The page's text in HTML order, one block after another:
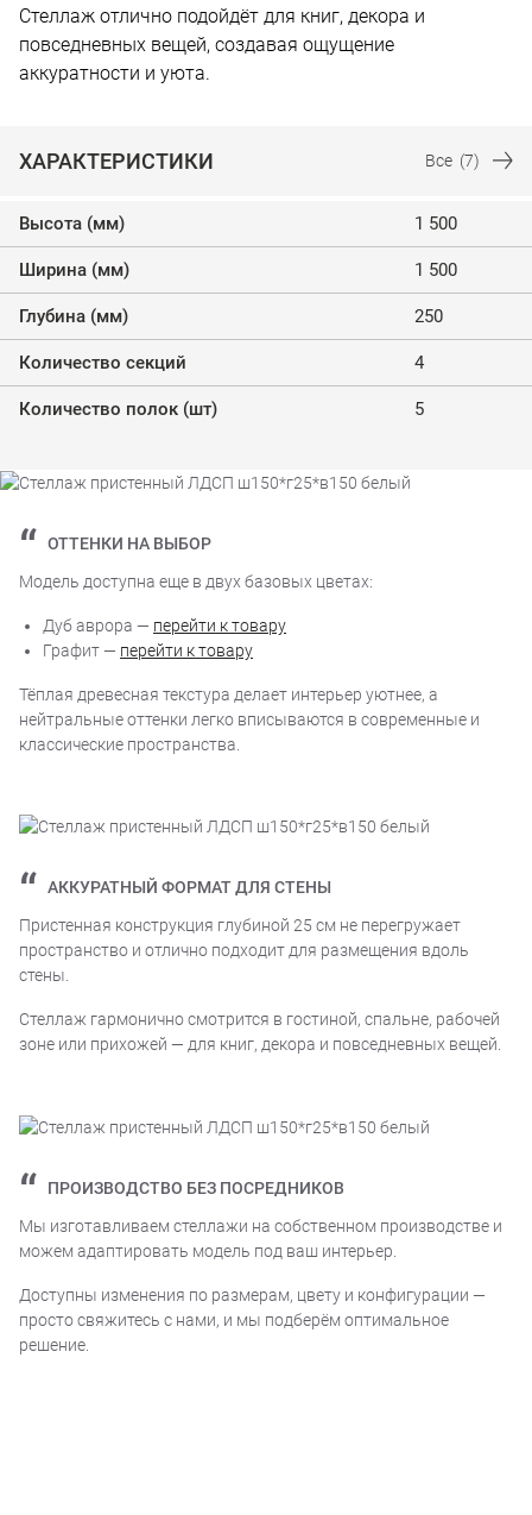
Стеллаж отлично подойдёт для книг, декора и
повседневных вещей, создавая ощущение
аккуратности и уюта.
ХАРАКТЕРИСТИКИ Все (7)
Высота (мм) 1 500
Ширина (мм) 1 500
Глубина (мм) 250
Количество секций 4
Количество полок (шт) 5
ОТТЕНКИ НА ВЫБОР
Модель доступна еще в двух базовых цветах:
Дуб аврора — перейти к товару
Графит — перейти к товару
Тёплая древесная текстура делает интерьер уютнее, а
нейтральные оттенки легко вписываются в современные и
классические пространства.
АККУРАТНЫЙ ФОРМАТ ДЛЯ СТЕНЫ
Пристенная конструкция глубиной 25 см не перегружает
пространство и отлично подходит для размещения вдоль
стены.
Стеллаж гармонично смотрится в гостиной, спальне, рабочей
зоне или прихожей — для книг, декора и повседневных вещей.
ПРОИЗВОДСТВО БЕЗ ПОСРЕДНИКОВ
Мы изготавливаем стеллажи на собственном производстве и
можем адаптировать модель под ваш интерьер.
Доступны изменения по размерам, цвету и конфигурации —
просто свяжитесь с нами, и мы подберём оптимальное
решение.